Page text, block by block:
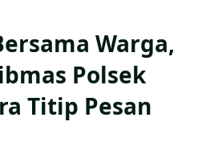
Warga,
Polsek
Titip Pesan